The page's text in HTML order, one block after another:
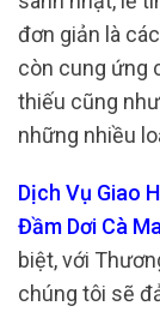
đơn giản là
còn cung ứng
thiếu cũng
những nhiều
Dịch Vụ Giao
Đầm Dơi Cà
biệt, với
chúng tôi sẽ